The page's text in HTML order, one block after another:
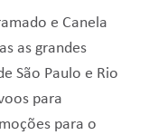
e Canela
as grandes
São Paulo e Rio
para
para o